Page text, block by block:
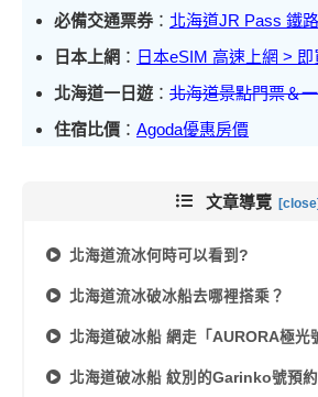
必備交通票券： 北海道JR Pass 鐵
日本上網 ： 日本eSIM 高速上網 > 即
北海道一日遊 ： 北海道景點門票＆
住宿比價 ： Agoda優惠房價
文章導覽
北海道流冰何時可以看到?
北海道流冰破冰船去哪裡搭乘？
北海道破冰船 網走「AURORA極光
北海道破冰船 紋別的Garinko號預